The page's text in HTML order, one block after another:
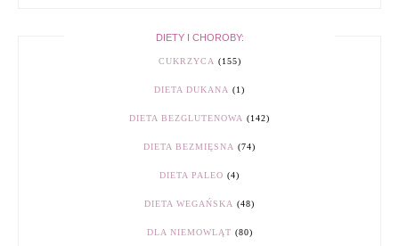
DIETY I CHOROBY:
CUKRZYCA (155)
DIETA DUKANA (1)
DIETA BEZGLUTENOWA (142)
DIETA BEZMIĘSNA (74)
DIETA PALEO (4)
DIETA WEGAŃSKA (48)
DLA NIEMOWLĄT (80)